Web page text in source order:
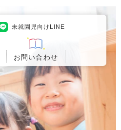
未就園児向けLINE
お問い合わせ